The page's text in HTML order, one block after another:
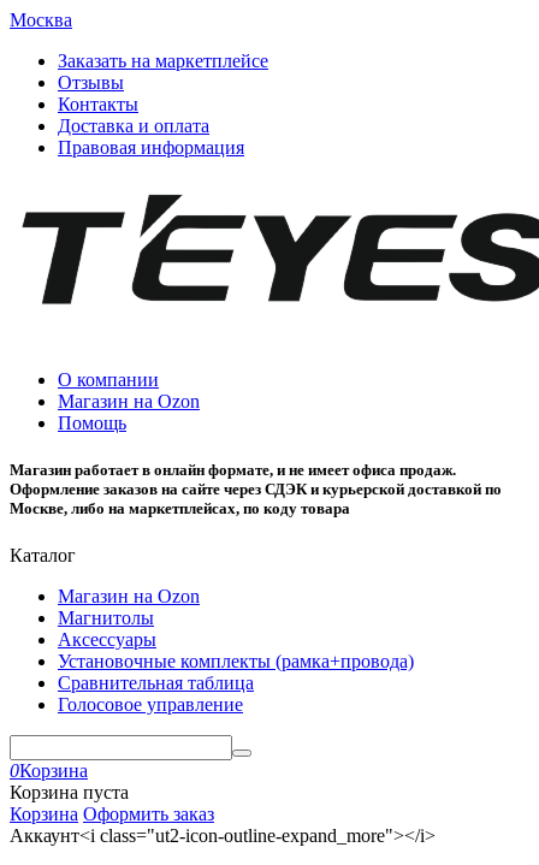
Москва
Заказать на маркетплейсе
Отзывы
Контакты
Доставка и оплата
Правовая информация
О компании
Магазин на Ozon
Помощь
Магазин работает в онлайн формате, и не имеет офиса продаж.
Оформление заказов на сайте через СДЭК и курьерской доставкой по
Москве, либо на маркетплейсах, по коду товара
Каталог
Магазин на Ozon
Магнитолы
Аксессуары
Установочные комплекты (рамка+провода)
Сравнительная таблица
Голосовое управление
0Корзина
Корзина пуста
Корзина Оформить заказ
Аккаунт<i class="ut2-icon-outline-expand_more"></i>